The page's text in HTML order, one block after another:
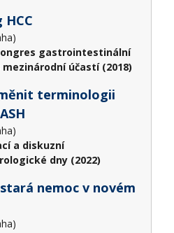
HCC
gastrointestinální
účastí (2018)
terminologii
a diskuzní
dny (2022)
stará nemoc v novém